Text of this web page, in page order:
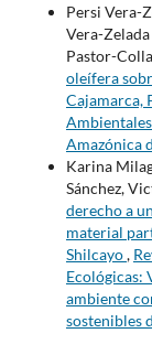
Persi Vera-
Vera-
Pastor-
oleífera
Cajamarca,
Amazónica
Karina
Sánchez,
derecho a
material
Shilcayo,
Ecológicas:
ambiente
sostenibles